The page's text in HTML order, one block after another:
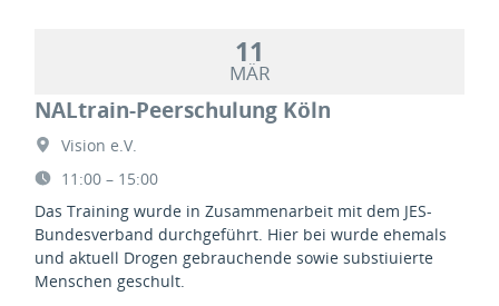
11
MÄR
NALtrain-Peerschulung Köln
Vision e.V.
11:00 – 15:00
Das Training wurde in Zusammenarbeit mit dem JES-
Bundesverband durchgeführt. Hier bei wurde ehemals
und aktuell Drogen gebrauchende sowie substiuierte
Menschen geschult.